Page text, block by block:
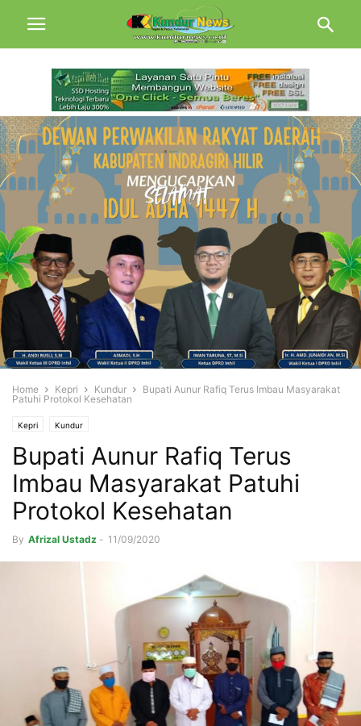
Home Kepri Kundur
Bupati Aunur Rafiq Terus Imbau Masyarakat
Patuhi Protokol Kesehatan
Kepri Kundur
Bupati Aunur Rafiq Terus
Imbau Masyarakat Patuhi
Protokol Kesehatan
By Afrizal Ustadz - 11/09/2020